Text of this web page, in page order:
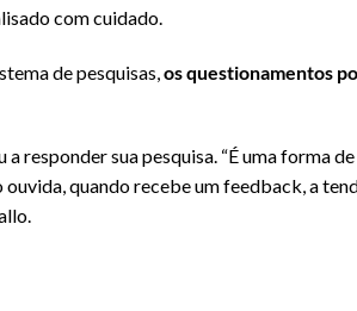
com cuidado.
de pesquisas, os questionamentos
responder sua pesquisa. “É uma forma de
quando recebe um feedback, a